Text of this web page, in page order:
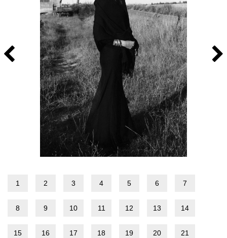
1 2 3 4 5 6 7
8 9 10 11 12 13 14
15 16 17 18 19 20 21